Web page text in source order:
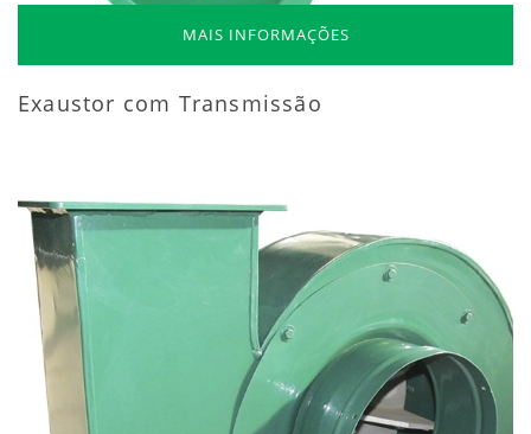
MAIS INFORMAÇÕES
Exaustor com Transmissão